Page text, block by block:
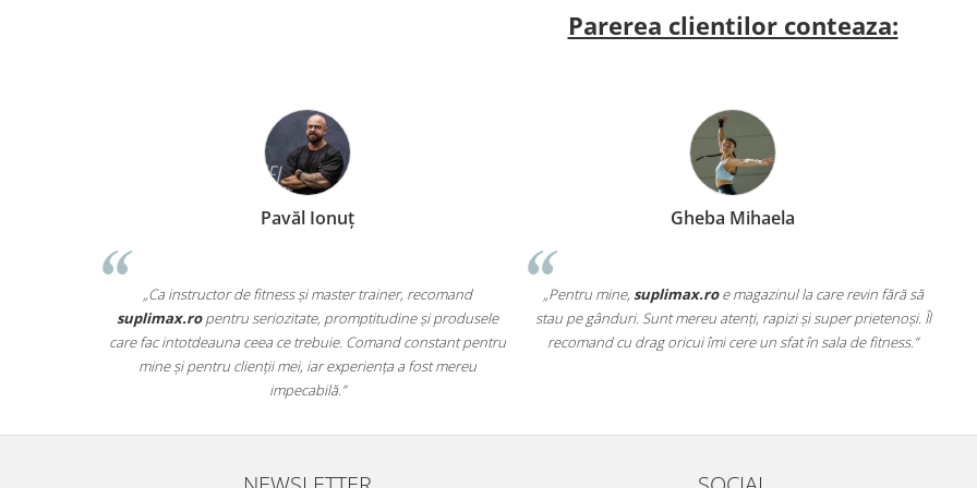
Parerea clientilor conteaza:
Pavăl Ionuț
„Ca instructor de fitness și master trainer, recomand
suplimax.ropentru seriozitate, promptitudine și produsele
care fac intotdeauna ceea ce trebuie. Comand constant pentru
mine și pentru clienții mei, iar experiența a fost mereu
impecabilă.”
Gheba Mihaela
„Pentru mine, suplimax.roe magazinul la care revin fără să
stau pe gânduri. Sunt mereu atenți, rapizi și super prietenoși. Îl
recomand cu drag oricui îmi cere un sfat în sala de fitness.”